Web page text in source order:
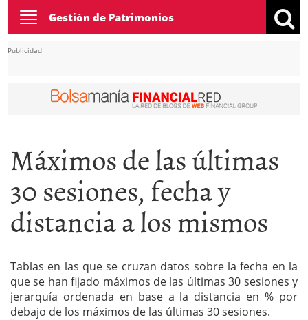
Toggle
navigation
Gestión de Patrimonios
Publicidad
Máximos de las últimas
30 sesiones, fecha y
distancia a los mismos
Tablas en las que se cruzan datos sobre la fecha en la
que se han fijado máximos de las últimas 30 sesiones y
jerarquía ordenada en base a la distancia en % por
debajo de los máximos de las últimas 30 sesiones.